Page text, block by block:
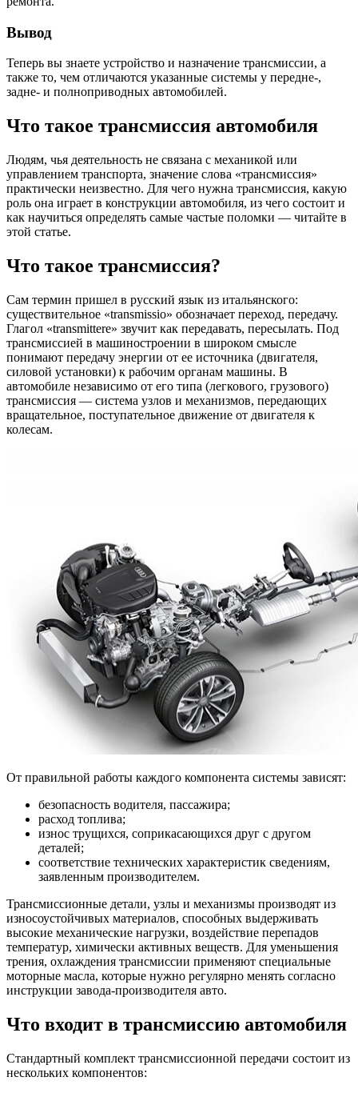
Вывод
Теперь вы знаете устройство и назначение трансмиссии, а
также то, чем отличаются указанные системы у передне-,
задне- и полноприводных автомобилей.
Что такое трансмиссия автомобиля
Людям, чья деятельность не связана с механикой или
управлением транспорта, значение слова «трансмиссия»
практически неизвестно. Для чего нужна трансмиссия, какую
роль она играет в конструкции автомобиля, из чего состоит и
как научиться определять самые частые поломки — читайте в
этой статье.
Что такое трансмиссия?
Сам термин пришел в русский язык из итальянского:
существительное «transmissio» обозначает переход, передачу.
Глагол «transmittere» звучит как передавать, пересылать. Под
трансмиссией в машиностроении в широком смысле
понимают передачу энергии от ее источника (двигателя,
силовой установки) к рабочим органам машины. В
автомобиле независимо от его типа (легкового, грузового)
трансмиссия — система узлов и механизмов, передающих
вращательное, поступательное движение от двигателя к
колесам.
От правильной работы каждого компонента системы зависят:
безопасность водителя, пассажира;
расход топлива;
износ трущихся, соприкасающихся друг с другом
деталей;
соответствие технических характеристик сведениям,
заявленным производителем.
Трансмиссионные детали, узлы и механизмы производят из
износоустойчивых материалов, способных выдерживать
высокие механические нагрузки, воздействие перепадов
температур, химически активных веществ. Для уменьшения
трения, охлаждения трансмиссии применяют специальные
моторные масла, которые нужно регулярно менять согласно
инструкции завода-производителя авто.
Что входит в трансмиссию автомобиля
Стандартный комплект трансмиссионной передачи состоит из
нескольких компонентов: